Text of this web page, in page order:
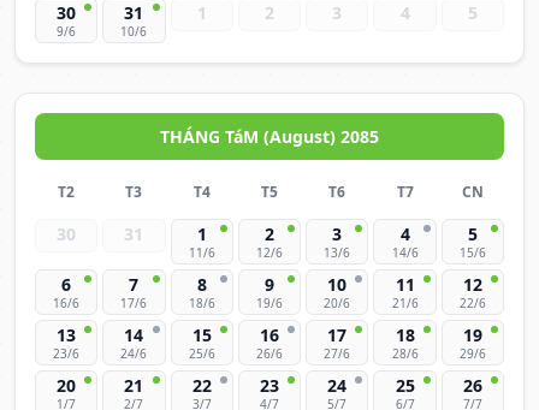
30
9/6
31
10/6
1 2 3 4 5
THÁNG TáM (August) 2085
T2 T3 T4 T5 T6 T7 CN
30 31 1
11/6
2
12/6
3
13/6
4
14/6
5
15/6
6
16/6
7
17/6
8
18/6
9
19/6
10
20/6
11
21/6
12
22/6
13
23/6
14
24/6
15
25/6
16
26/6
17
27/6
18
28/6
19
29/6
20
1/7
21
2/7
22
3/7
23
4/7
24
5/7
25
6/7
26
7/7